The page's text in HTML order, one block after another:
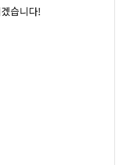
습니다!